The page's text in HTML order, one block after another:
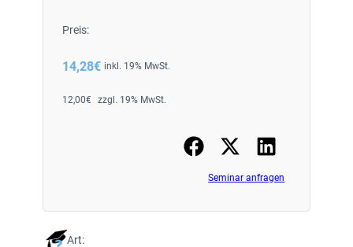
Preis:
14,28€ inkl. 19% MwSt.
12,00€ zzgl. 19% MwSt.
Seminar anfragen
Art: